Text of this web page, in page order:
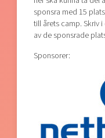
sponsra med 15
till årets camp. Skriv
av de sponsrade
Sponsorer: